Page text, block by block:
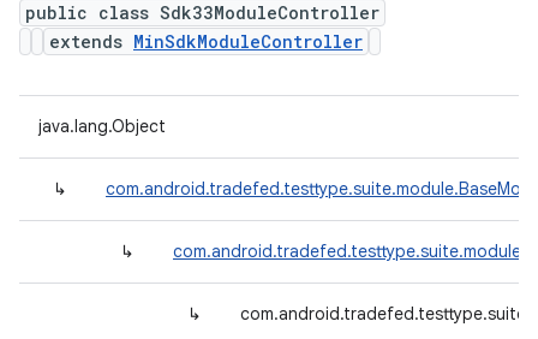
public class Sdk33ModuleController
extends MinSdkModuleController
java.lang.Object
↳
↳
↳